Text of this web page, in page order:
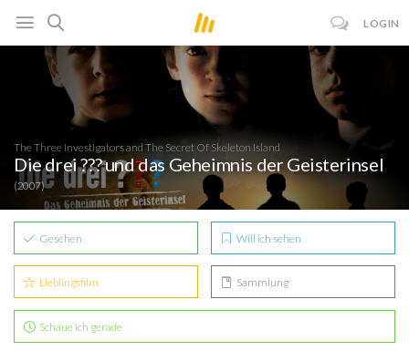
LOGIN
The Three Investigators and The Secret Of Skeleton Island
Die drei ??? und das Geheimnis der Geisterinsel
(2007)
Gesehen Will ich sehen
Lieblingsfilm Sammlung
Schaue ich gerade